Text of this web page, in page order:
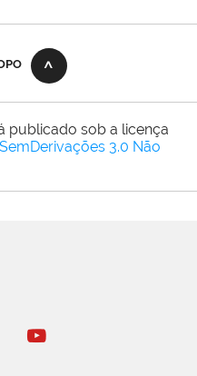
publicado sob a licença
3.0 Não